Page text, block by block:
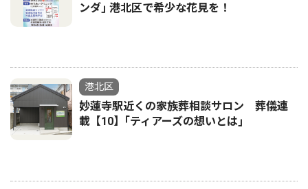
ンダ｣ 港北区で希少な花見を！
港北区
妙蓮寺駅近くの家族葬相談サロン 葬儀連
載【10】｢ティアーズの想いとは｣